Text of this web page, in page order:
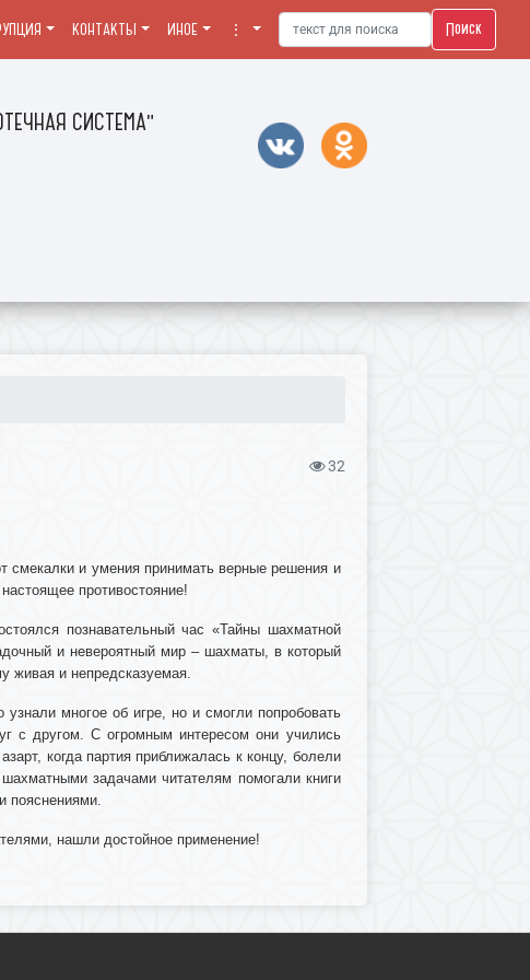
СИСТЕМА"
КОНТАКТЫ ИНОЕ ⋮ Поиск
32
смекалки и умения принимать верные решения и
противостояние!
познавательный час «Тайны шахматной
и невероятный мир – шахматы, в который
живая и непредсказуемая.
многое об игре, но и смогли попробовать
с другом. С огромным интересом они учились
когда партия приближалась к концу, болели
задачами читателям помогали книги
пояснениями.
нашли достойное применение!